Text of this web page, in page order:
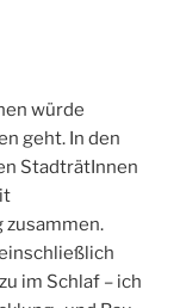
würde
geht. In den
StadträtInnen
im Schlaf – ich